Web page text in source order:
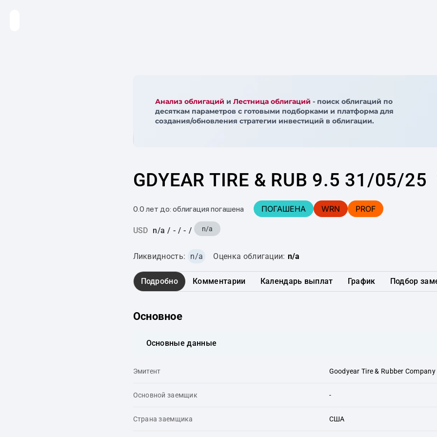
Анализ облигаций и Лестница облигаций - поиск облигаций по
десяткам параметров с готовыми подборками и платформа для
создания/обновления стратегии инвестиций в облигации.
GDYEAR TIRE & RUB 9.5 31/05/25
0.0 лет до: облигация погашена ПОГАШЕНА WRN PROF
USD n/a / - / - / n/a
Ликвидность: n/a Оценка облигации: n/a
Подробно Комментарии Календарь выплат График Подбор
Основное
Основные данные
Эмитент Goodyear Tire & Rubber Company
Основной заемщик -
Страна заемщика США